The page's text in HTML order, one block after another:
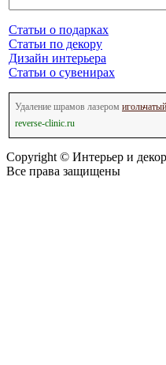
Статьи о подарках
Статьи по декору
Дизайн интерьера
Статьи о сувенирах
Удаление шрамов лазером
reverse-clinic.ru
Copyright © Интерьер и
Все права защищены